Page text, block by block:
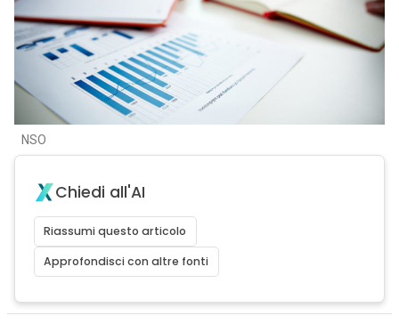
NSO
Chiedi all'AI
Riassumi questo articolo
Approfondisci con altre fonti